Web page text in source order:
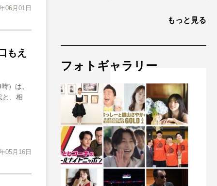
06月01日
もえ
）は、
と、相
05月16日
もっと見る
フォトギャラリー